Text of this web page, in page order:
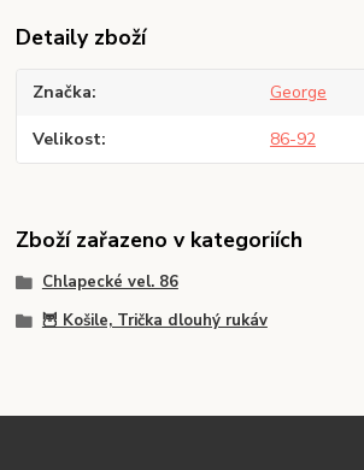
Detaily zboží
Značka George
Velikost 86-92
Zboží zařazeno v kategoriích
Chlapecké vel. 86
🦉 Košile, Trička dlouhý rukáv